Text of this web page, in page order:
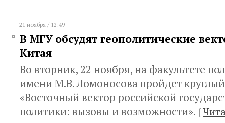
21 ноября / 12:49
В МГУ обсудят геополитические
Китая
Во вторник, 22 ноября, на факультете
имени М.В. Ломоносова пройдет
«Восточный вектор российской
политики: вызовы и возможности». {